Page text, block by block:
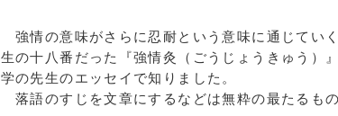
強情の意味がさらに忍耐という意味に通じてい
生の十八番だった『強情灸（ごうじょうきゅう）
学の先生のエッセイで知りました。
落語のすじを文章にするなどは無粋の最たるも